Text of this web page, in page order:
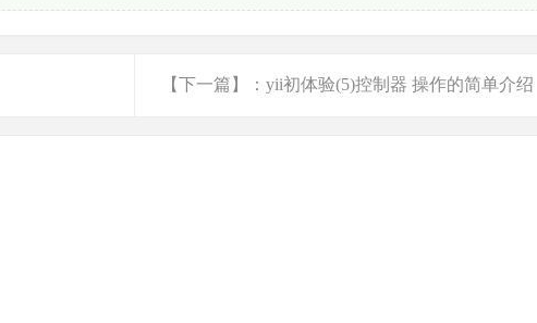
【下一篇】：yii初体验(5)控制器 操作的简单介绍